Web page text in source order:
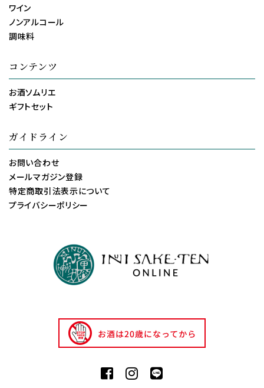
ワイン
ノンアルコール
調味料
コンテンツ
お酒ソムリエ
ギフトセット
ガイドライン
お問い合わせ
メールマガジン登録
特定商取引法表示について
プライバシーポリシー